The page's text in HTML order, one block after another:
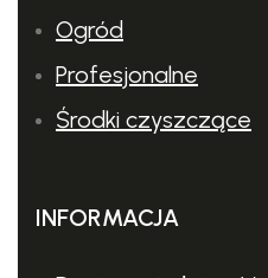
Ogród
Profesjonalne
Środki czyszczące
INFORMACJA